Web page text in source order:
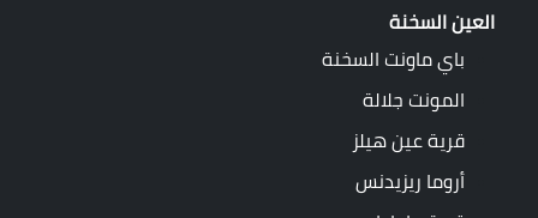
العين السخنة
باي ماونت السخنة
المونت جلالة
قرية عين هيلز
أروما ريزيدنس